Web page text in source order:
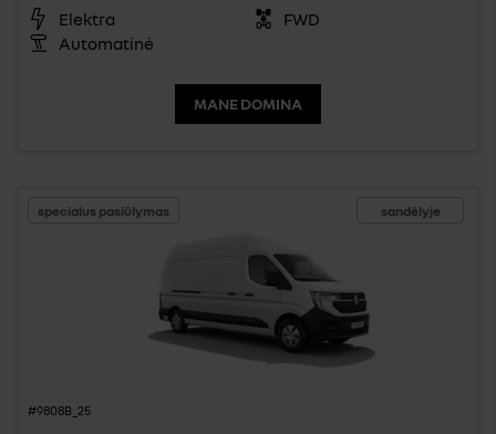
Elektra
FWD
Automatinė
MANE DOMINA
sandėlyje
specialus pasiūlymas
#9808B_25